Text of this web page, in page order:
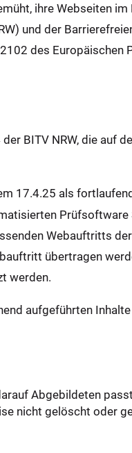
ihre Webseiten im
und der
des Europäischen
BITV NRW, die auf
17.4.25 als
Webauftritts
übertragen
werden.
aufgeführten
Abgebildeten
nicht gelöscht oder